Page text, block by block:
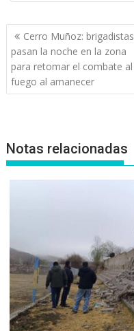
Navegación
de
entradas
Cerro Muñoz: brigadistas
pasan la noche en la zona
para retomar el combate al
fuego al amanecer
Notas relacionadas